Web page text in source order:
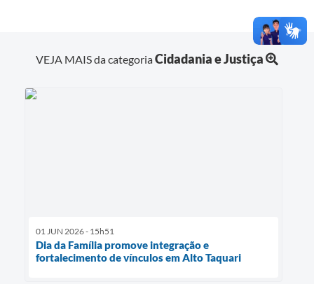
VEJA MAIS da categoriaCidadania e Justiça
01 JUN 2026 - 15h51
Dia da Família promove integração e
fortalecimento de vínculos em Alto Taquari